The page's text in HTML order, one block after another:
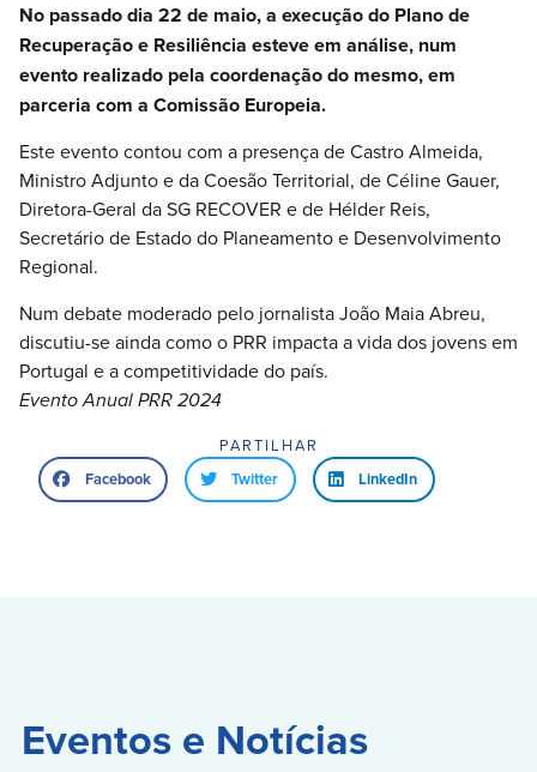
No passado dia 22 de maio, a execução do Plano de
Recuperação e Resiliência esteve em análise, num
evento realizado pela coordenação do mesmo, em
parceria com a Comissão Europeia.
Este evento contou com a presença de Castro Almeida,
Ministro Adjunto e da Coesão Territorial, de Céline Gauer,
Diretora-Geral da SG RECOVER e de Hélder Reis,
Secretário de Estado do Planeamento e Desenvolvimento
Regional.
Num debate moderado pelo jornalista João Maia Abreu,
discutiu-se ainda como o PRR impacta a vida dos jovens em
Portugal e a competitividade do país.
Evento Anual PRR 2024
PARTILHAR
Facebook Twitter LinkedIn
Eventos e Notícias